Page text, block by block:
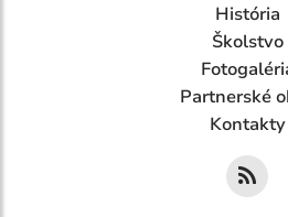
História
Školstvo
Partnerské
Kontakty